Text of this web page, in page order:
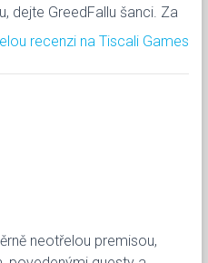
dejte GreedFallu šanci. Za
recenzi na Tiscali Games
neotřelou premisou,